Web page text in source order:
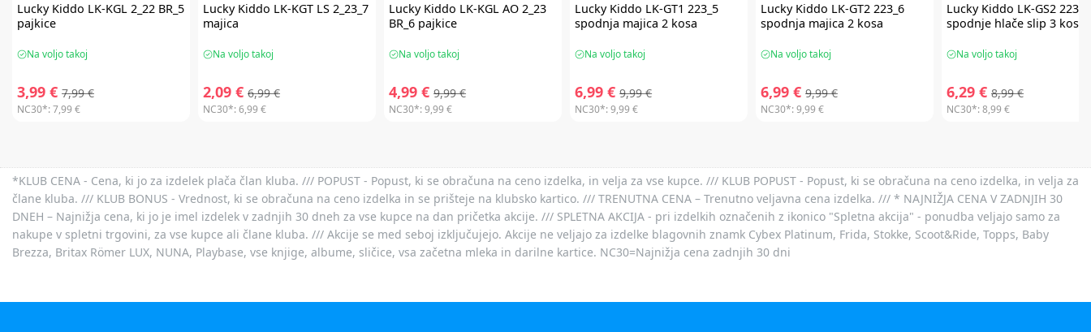
Lucky Kiddo LK-KGL 2_22 BR_5
pajkice
Na voljo takoj
3,99 € 7,99 €
NC30*:7,99 €
Lucky Kiddo LK-KGT LS 2_23_7
majica
Na voljo takoj
2,09 € 6,99 €
NC30*:6,99 €
Lucky Kiddo LK-KGL AO 2_23
BR_6 pajkice
Na voljo takoj
4,99 € 9,99 €
NC30*:9,99 €
Lucky Kiddo LK-GT1 223_5
spodnja majica 2 kosa
Na voljo takoj
6,99 € 9,99 €
NC30*:9,99 €
Lucky Kiddo LK-GT2 223_6
spodnja majica 2 kosa
Na voljo takoj
6,99 € 9,99 €
NC30*:9,99 €
Lucky Kiddo LK-GS2
spodnje hlače slip 3 kosi
Na voljo takoj
6,29 € 8,99 €
NC30*:8,99 €
*KLUB CENA - Cena, ki jo za izdelek plača član kluba. /// POPUST - Popust, ki se obračuna na ceno izdelka, in velja za vse kupce. /// KLUB POPUST - Popust, ki se obračuna na ceno izdelka, in velja za
člane kluba. /// KLUB BONUS - Vrednost, ki se obračuna na ceno izdelka in se prišteje na klubsko kartico. /// TRENUTNA CENA – Trenutno veljavna cena izdelka. /// * NAJNIŽJA CENA V ZADNJIH 30
DNEH – Najnižja cena, ki jo je imel izdelek v zadnjih 30 dneh za vse kupce na dan pričetka akcije. /// SPLETNA AKCIJA - pri izdelkih označenih z ikonico "Spletna akcija" - ponudba veljajo samo za
nakupe v spletni trgovini, za vse kupce ali člane kluba. /// Akcije se med seboj izključujejo. Akcije ne veljajo za izdelke blagovnih znamk Cybex Platinum, Frida, Stokke, Scoot&Ride, Topps, Baby
Brezza, Britax Römer LUX, NUNA, Playbase, vse knjige, albume, sličice, vsa začetna mleka in darilne kartice. NC30=Najnižja cena zadnjih 30 dni